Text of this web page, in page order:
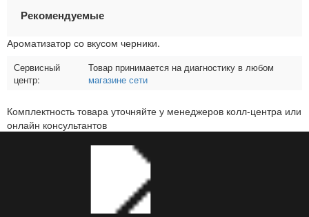
Рекомендуемые
Ароматизатор со вкусом черники.
Сервисный
центр:
Товар принимается на диагностику в любом
магазине сети
Комплектность товара уточняйте у менеджеров колл-центра или
онлайн консультантов